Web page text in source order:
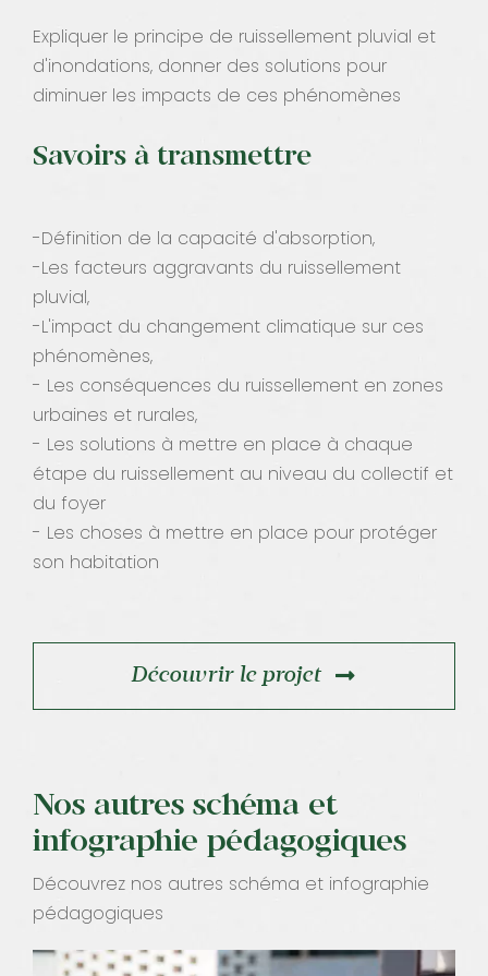
Expliquer le principe de ruissellement pluvial et
d'inondations, donner des solutions pour
diminuer les impacts de ces phénomènes
Savoirs à transmettre
-Définition de la capacité d'absorption,
-Les facteurs aggravants du ruissellement
pluvial,
-L'impact du changement climatique sur ces
phénomènes,
- Les conséquences du ruissellement en zones
urbaines et rurales,
- Les solutions à mettre en place à chaque
étape du ruissellement au niveau du collectif et
du foyer
- Les choses à mettre en place pour protéger
son habitation
Découvrir le projet
Nos autres schéma et
infographie pédagogiques
Découvrez nos autres schéma et infographie
pédagogiques